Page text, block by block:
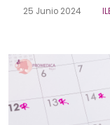
25 Junio 2024